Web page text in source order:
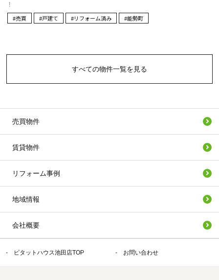
すべての物件一覧を見る
売買物件
賃貸物件
リフォーム事例
地域情報
会社概要
ピタットハウス池田店TOP お問い合わせ